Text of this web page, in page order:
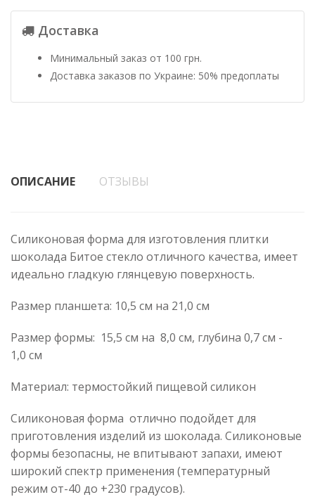
Доставка
Минимальный заказ от 100 грн.
Доставка заказов по Украине: 50% предоплаты
ОПИСАНИЕ ОТЗЫВЫ
Силиконовая форма для изготовления плитки
шоколада Битое стекло отличного качества, имеет
идеально гладкую глянцевую поверхность.
Размер планшета: 10,5 см на 21,0 см
Размер формы: 15,5 см на 8,0 см, глубина 0,7 см -
1,0 см
Материал: термостойкий пищевой силикон
Силиконовая форма отлично подойдет для
приготовления изделий из шоколада. Силиконовые
формы безопасны, не впитывают запахи, имеют
широкий спектр применения (температурный
режим от-40 до +230 градусов).